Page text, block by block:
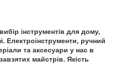
інструментів для дому,
Електроінструменти, ручний
та аксесуари у нас в
майстрів. Якість